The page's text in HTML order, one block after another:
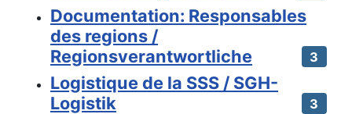
Documentation: Responsables
des regions /
Regionsverantwortliche
3
Logistique de la SSS / SGH-
Logistik
3